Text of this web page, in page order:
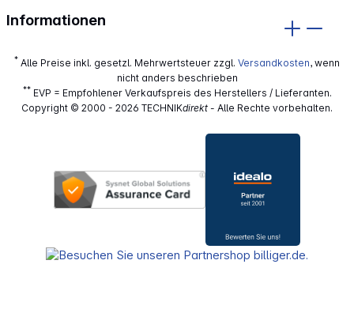
Informationen
* Alle Preise inkl. gesetzl. Mehrwertsteuer zzgl. Versandkosten, wenn
nicht anders beschrieben
**EVP = Empfohlener Verkaufspreis des Herstellers / Lieferanten.
Copyright © 2000 - 2026 TECHNIKdirekt - Alle Rechte vorbehalten.